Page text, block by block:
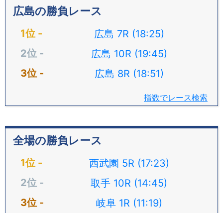
広島の勝負レース
広島 7R (18:25)
広島 10R (19:45)
広島 8R (18:51)
指数でレース検索
全場の勝負レース
西武園 5R (17:23)
取手 10R (14:45)
岐阜 1R (11:19)